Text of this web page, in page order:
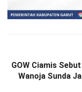
GOW Ciamis
Wanoja Sunda